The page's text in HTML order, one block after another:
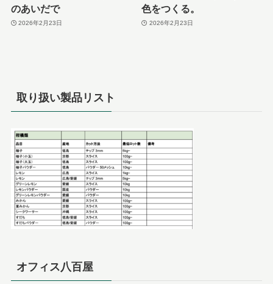
のあいだで
2026年2月23日
色をつくる。
2026年2月23日
取り扱い製品リスト
オフィス八百屋